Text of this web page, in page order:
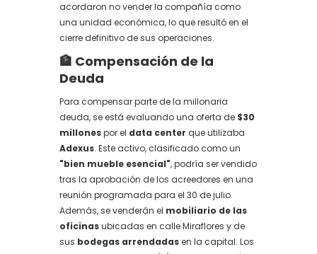
acordaron no vender la compañía como
una unidad económica, lo que resultó en el
cierre definitivo de sus operaciones.
🏦 Compensación de la
Deuda
Para compensar parte de la millonaria
deuda, se está evaluando una oferta de $30
millonespor el data center que utilizaba
Adexus. Este activo, clasificado como un
"bien mueble esencial", podría ser vendido
tras la aprobación de los acreedores en una
reunión programada para el 30 de julio.
Además, se venderán el mobiliario de las
oficinasubicadas en calle Miraflores y de
sus bodegas arrendadasen la capital. Los